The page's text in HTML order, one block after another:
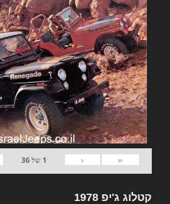
«
‹
1 של36
קטלוג ג'יפ 1978